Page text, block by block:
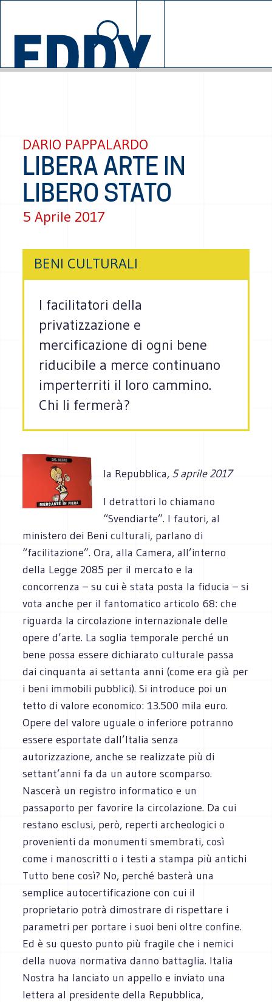
© 2026 EDDYBURG
DARIO PAPPALARDO
LIBERA ARTE IN
LIBERO STATO
5 Aprile 2017
BENI CULTURALI
I facilitatori della
privatizzazione e
mercificazione di ogni bene
riducibile a merce continuano
imperterriti il loro cammino.
Chi li fermerà?
la Repubblica, 5 aprile 2017
I detrattori lo chiamano
“Svendiarte”. I fautori, al
ministero dei Beni culturali, parlano di
“facilitazione”. Ora, alla Camera, all’interno
della Legge 2085 per il mercato e la
concorrenza – su cui è stata posta la fiducia – si
vota anche per il fantomatico articolo 68: che
riguarda la circolazione internazionale delle
opere d’arte. La soglia temporale perché un
bene possa essere dichiarato culturale passa
dai cinquanta ai settanta anni (come era già per
i beni immobili pubblici). Si introduce poi un
tetto di valore economico: 13.500 mila euro.
Opere del valore uguale o inferiore potranno
essere esportate dall’Italia senza
autorizzazione, anche se realizzate più di
settant’anni fa da un autore scomparso.
Nascerà un registro informatico e un
passaporto per favorire la circolazione. Da cui
restano esclusi, però, reperti archeologici o
provenienti da monumenti smembrati, così
come i manoscritti o i testi a stampa più antichi
Tutto bene così? No, perché basterà una
semplice autocertificazione con cui il
proprietario potrà dimostrare di rispettare i
parametri per portare i suoi beni oltre confine.
Ed è su questo punto più fragile che i nemici
della nuova normativa danno battaglia. Italia
Nostra ha lanciato un appello e inviato una
lettera al presidente della Repubblica,